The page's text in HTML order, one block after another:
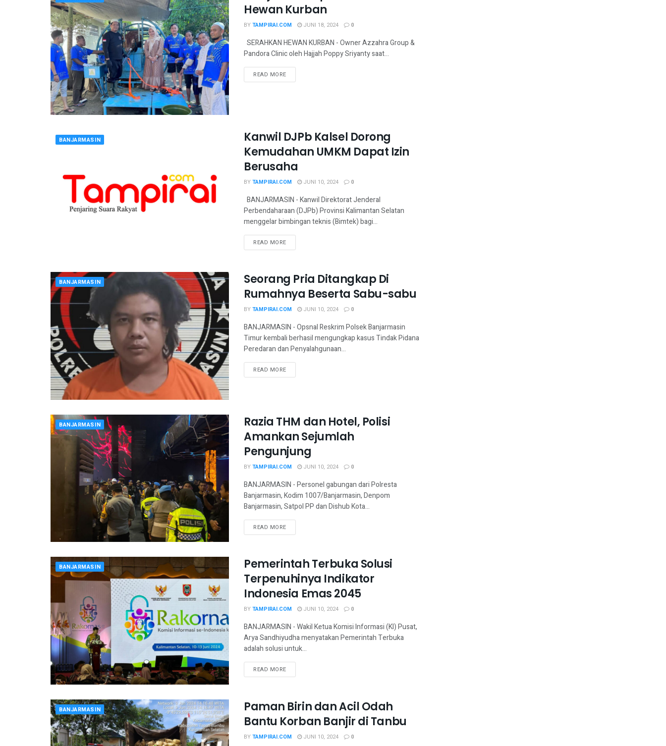
Hewan Kurban
BYTAMPIRAI.COM JUNI 18, 2024 0
SERAHKAN HEWAN KURBAN - Owner Azzahra Group &
Pandora Clinic oleh Hajjah Poppy Sriyanty saat...
READ MORE
BANJARMASIN
Kanwil DJPb Kalsel Dorong
Kemudahan UMKM Dapat Izin
Berusaha
BYTAMPIRAI.COM JUNI 10, 2024 0
BANJARMASIN - Kanwil Direktorat Jenderal
Perbendaharaan (DJPb) Provinsi Kalimantan Selatan
menggelar bimbingan teknis (Bimtek) bagi...
READ MORE
BANJARMASIN
Seorang Pria Ditangkap Di
Rumahnya Beserta Sabu-sabu
BYTAMPIRAI.COM JUNI 10, 2024 0
BANJARMASIN - Opsnal Reskrim Polsek Banjarmasin
Timur kembali berhasil mengungkap kasus Tindak Pidana
Peredaran dan Penyalahgunaan...
READ MORE
BANJARMASIN
Razia THM dan Hotel, Polisi
Amankan Sejumlah
Pengunjung
BYTAMPIRAI.COM JUNI 10, 2024 0
BANJARMASIN - Personel gabungan dari Polresta
Banjarmasin, Kodim 1007/Banjarmasin, Denpom
Banjarmasin, Satpol PP dan Dishub Kota...
READ MORE
BANJARMASIN
Pemerintah Terbuka Solusi
Terpenuhinya Indikator
Indonesia Emas 2045
BYTAMPIRAI.COM JUNI 10, 2024 0
BANJARMASIN - Wakil Ketua Komisi Informasi (KI) Pusat,
Arya Sandhiyudha menyatakan Pemerintah Terbuka
adalah solusi untuk...
READ MORE
BANJARMASIN
Paman Birin dan Acil Odah
Bantu Korban Banjir di Tanbu
BYTAMPIRAI.COM JUNI 10, 2024 0